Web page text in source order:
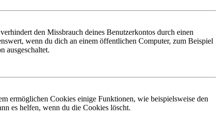
den Missbrauch deines Benutzerkontos durch einen
wenn du dich an einem öffentlichen Computer, zum Beispiel
ausgeschaltet.
ermöglichen Cookies einige Funktionen, wie beispielsweise den
es helfen, wenn du die Cookies löscht.